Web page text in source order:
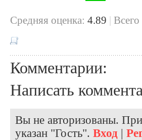
Cредняя оценка: 4.89 | Всего
Комментарии:
Написать
Вы не авторизованы. При
указан "Гость". Вход |